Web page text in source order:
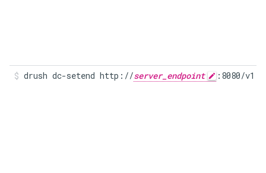
drush dc-setend http://server_endpoint :8080/